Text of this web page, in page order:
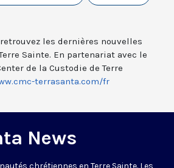
les dernières nouvelles
Sainte. En partenariat avec le
de la Custodie de Terre
terrasanta.com/fr
News
chrétiennes en Terre Sainte. Les